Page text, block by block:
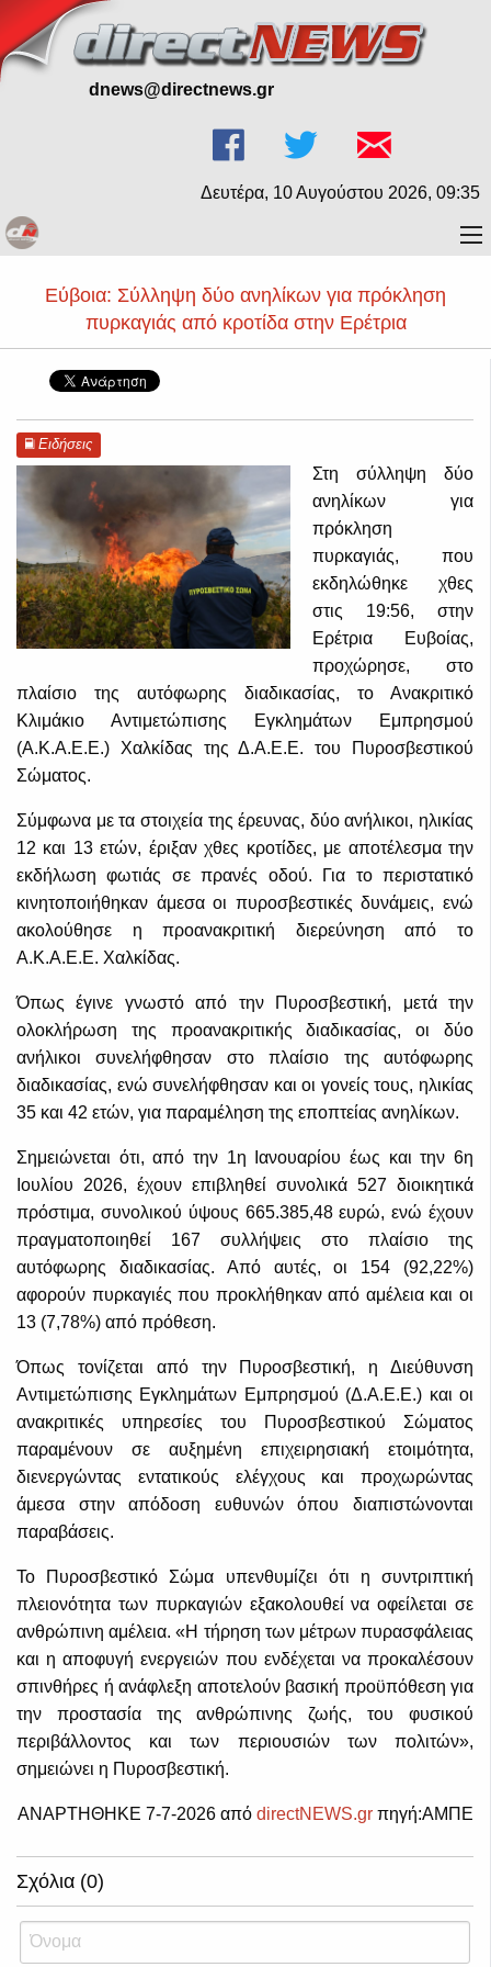
dnews@directnews.gr
Δευτέρα, 10 Αυγούστου 2026, 09:35
Εύβοια: Σύλληψη δύο ανηλίκων για πρόκληση
πυρκαγιάς από κροτίδα στην Ερέτρια
Ειδήσεις
Στη σύλληψη δύο
ανηλίκων για
πρόκληση
πυρκαγιάς, που
εκδηλώθηκε χθες
στις 19:56, στην
Ερέτρια Ευβοίας,
προχώρησε, στο
πλαίσιο της αυτόφωρης διαδικασίας, το Ανακριτικό
Κλιμάκιο Αντιμετώπισης Εγκλημάτων Εμπρησμού
(Α.Κ.Α.Ε.Ε.) Χαλκίδας της Δ.Α.Ε.Ε. του Πυροσβεστικού
Σώματος.
Σύμφωνα με τα στοιχεία της έρευνας, δύο ανήλικοι, ηλικίας
12 και 13 ετών, έριξαν χθες κροτίδες, με αποτέλεσμα την
εκδήλωση φωτιάς σε πρανές οδού. Για το περιστατικό
κινητοποιήθηκαν άμεσα οι πυροσβεστικές δυνάμεις, ενώ
ακολούθησε η προανακριτική διερεύνηση από το
Α.Κ.Α.Ε.Ε. Χαλκίδας.
Όπως έγινε γνωστό από την Πυροσβεστική, μετά την
ολοκλήρωση της προανακριτικής διαδικασίας, οι δύο
ανήλικοι συνελήφθησαν στο πλαίσιο της αυτόφωρης
διαδικασίας, ενώ συνελήφθησαν και οι γονείς τους, ηλικίας
35 και 42 ετών, για παραμέληση της εποπτείας ανηλίκων.
Σημειώνεται ότι, από την 1η Ιανουαρίου έως και την 6η
Ιουλίου 2026, έχουν επιβληθεί συνολικά 527 διοικητικά
πρόστιμα, συνολικού ύψους 665.385,48 ευρώ, ενώ έχουν
πραγματοποιηθεί 167 συλλήψεις στο πλαίσιο της
αυτόφωρης διαδικασίας. Από αυτές, οι 154 (92,22%)
αφορούν πυρκαγιές που προκλήθηκαν από αμέλεια και οι
13 (7,78%) από πρόθεση.
Όπως τονίζεται από την Πυροσβεστική, η Διεύθυνση
Αντιμετώπισης Εγκλημάτων Εμπρησμού (Δ.Α.Ε.Ε.) και οι
ανακριτικές υπηρεσίες του Πυροσβεστικού Σώματος
παραμένουν σε αυξημένη επιχειρησιακή ετοιμότητα,
διενεργώντας εντατικούς ελέγχους και προχωρώντας
άμεσα στην απόδοση ευθυνών όπου διαπιστώνονται
παραβάσεις.
Το Πυροσβεστικό Σώμα υπενθυμίζει ότι η συντριπτική
πλειονότητα των πυρκαγιών εξακολουθεί να οφείλεται σε
ανθρώπινη αμέλεια. «Η τήρηση των μέτρων πυρασφάλειας
και η αποφυγή ενεργειών που ενδέχεται να προκαλέσουν
σπινθήρες ή ανάφλεξη αποτελούν βασική προϋπόθεση για
την προστασία της ανθρώπινης ζωής, του φυσικού
περιβάλλοντος και των περιουσιών των πολιτών»,
σημειώνει η Πυροσβεστική.
ΑΝΑΡΤΗΘΗΚΕ 7-7-2026 από directNEWS.gr πηγή:ΑΜΠΕ
Σχόλια (0)